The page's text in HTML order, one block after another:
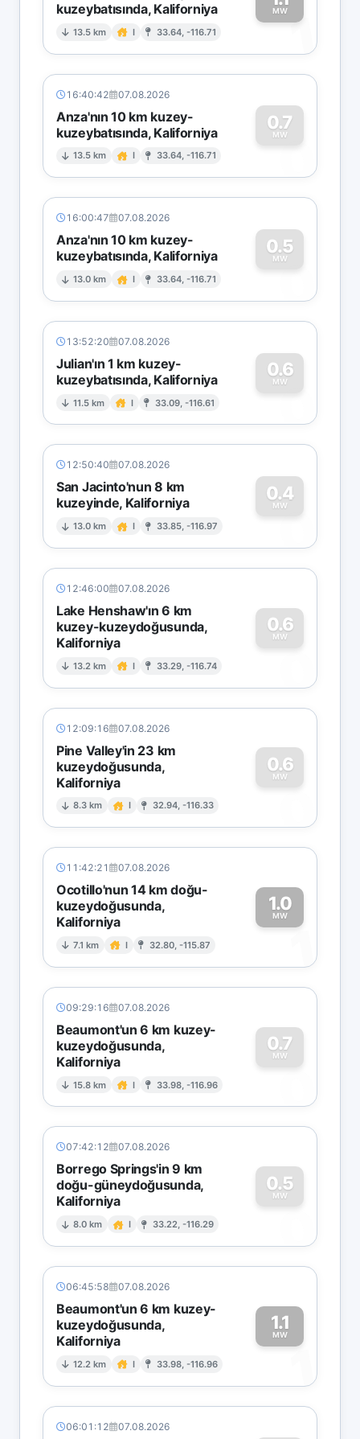
kuzeybatısında, Kaliforniya
13.5 km I 33.64, -116.71
MW1
16:40:42 07.08.2026
Anza'nın 10 km kuzey-
kuzeybatısında, Kaliforniya
13.5 km I 33.64, -116.71
0.7
MW
0
16:00:47 07.08.2026
Anza'nın 10 km kuzey-
kuzeybatısında, Kaliforniya
13.0 km I 33.64, -116.71
0.5
MW
0
13:52:20 07.08.2026
Julian'ın 1 km kuzey-
kuzeybatısında, Kaliforniya
11.5 km I 33.09, -116.61
0.6
MW
0
12:50:40 07.08.2026
San Jacinto'nun 8 km
kuzeyinde, Kaliforniya
13.0 km I 33.85, -116.97
0.4
MW
0
12:46:00 07.08.2026
Lake Henshaw'ın 6 km
kuzey-kuzeydoğusunda,
Kaliforniya
13.2 km I 33.29, -116.74
0.6
MW
0
12:09:16 07.08.2026
Pine Valley'in 23 km
kuzeydoğusunda,
Kaliforniya
8.3 km I 32.94, -116.33
0.6
MW
0
11:42:21 07.08.2026
Ocotillo'nun 14 km doğu-
kuzeydoğusunda,
Kaliforniya
7.1 km I 32.80, -115.87
1.0
MW
1
09:29:16 07.08.2026
Beaumont'un 6 km kuzey-
kuzeydoğusunda,
Kaliforniya
15.8 km I 33.98, -116.96
0.7
MW
0
07:42:12 07.08.2026
Borrego Springs'in 9 km
doğu-güneydoğusunda,
Kaliforniya
8.0 km I 33.22, -116.29
0.5
MW
0
06:45:58 07.08.2026
Beaumont'un 6 km kuzey-
kuzeydoğusunda,
Kaliforniya
12.2 km I 33.98, -116.96
1.1
MW
1
06:01:12 07.08.2026